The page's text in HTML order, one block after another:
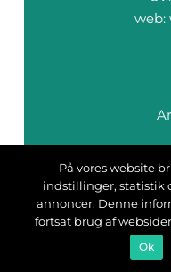
web:
På vores website
indstillinger, statistik
annoncer. Denne
fortsat brug af
Ok